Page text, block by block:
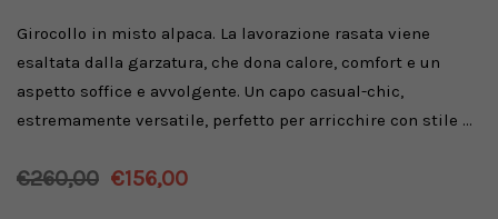
Girocollo in misto alpaca. La lavorazione rasata viene
esaltata dalla garzatura, che dona calore, comfort e un
aspetto soffice e avvolgente. Un capo casual-chic,
estremamente versatile, perfetto per arricchire con stile …
€260,00 €156,00